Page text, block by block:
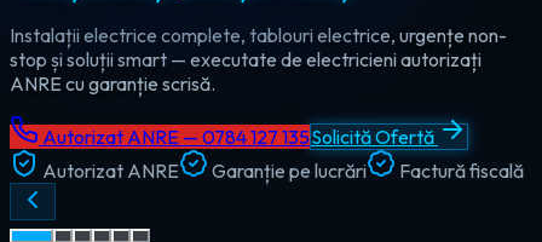
Ajungem la tine în maxim 60 de minute, oricând — ziua sau
noaptea. Electrician de urgență autorizat pentru Timișoara,
Lugoj, Deta și toate localitățile din Timiș.
Autorizat ANRE — 0784 127 135Solicită Ofertă
Autorizat ANRE
Garanție pe lucrări Factură fiscală